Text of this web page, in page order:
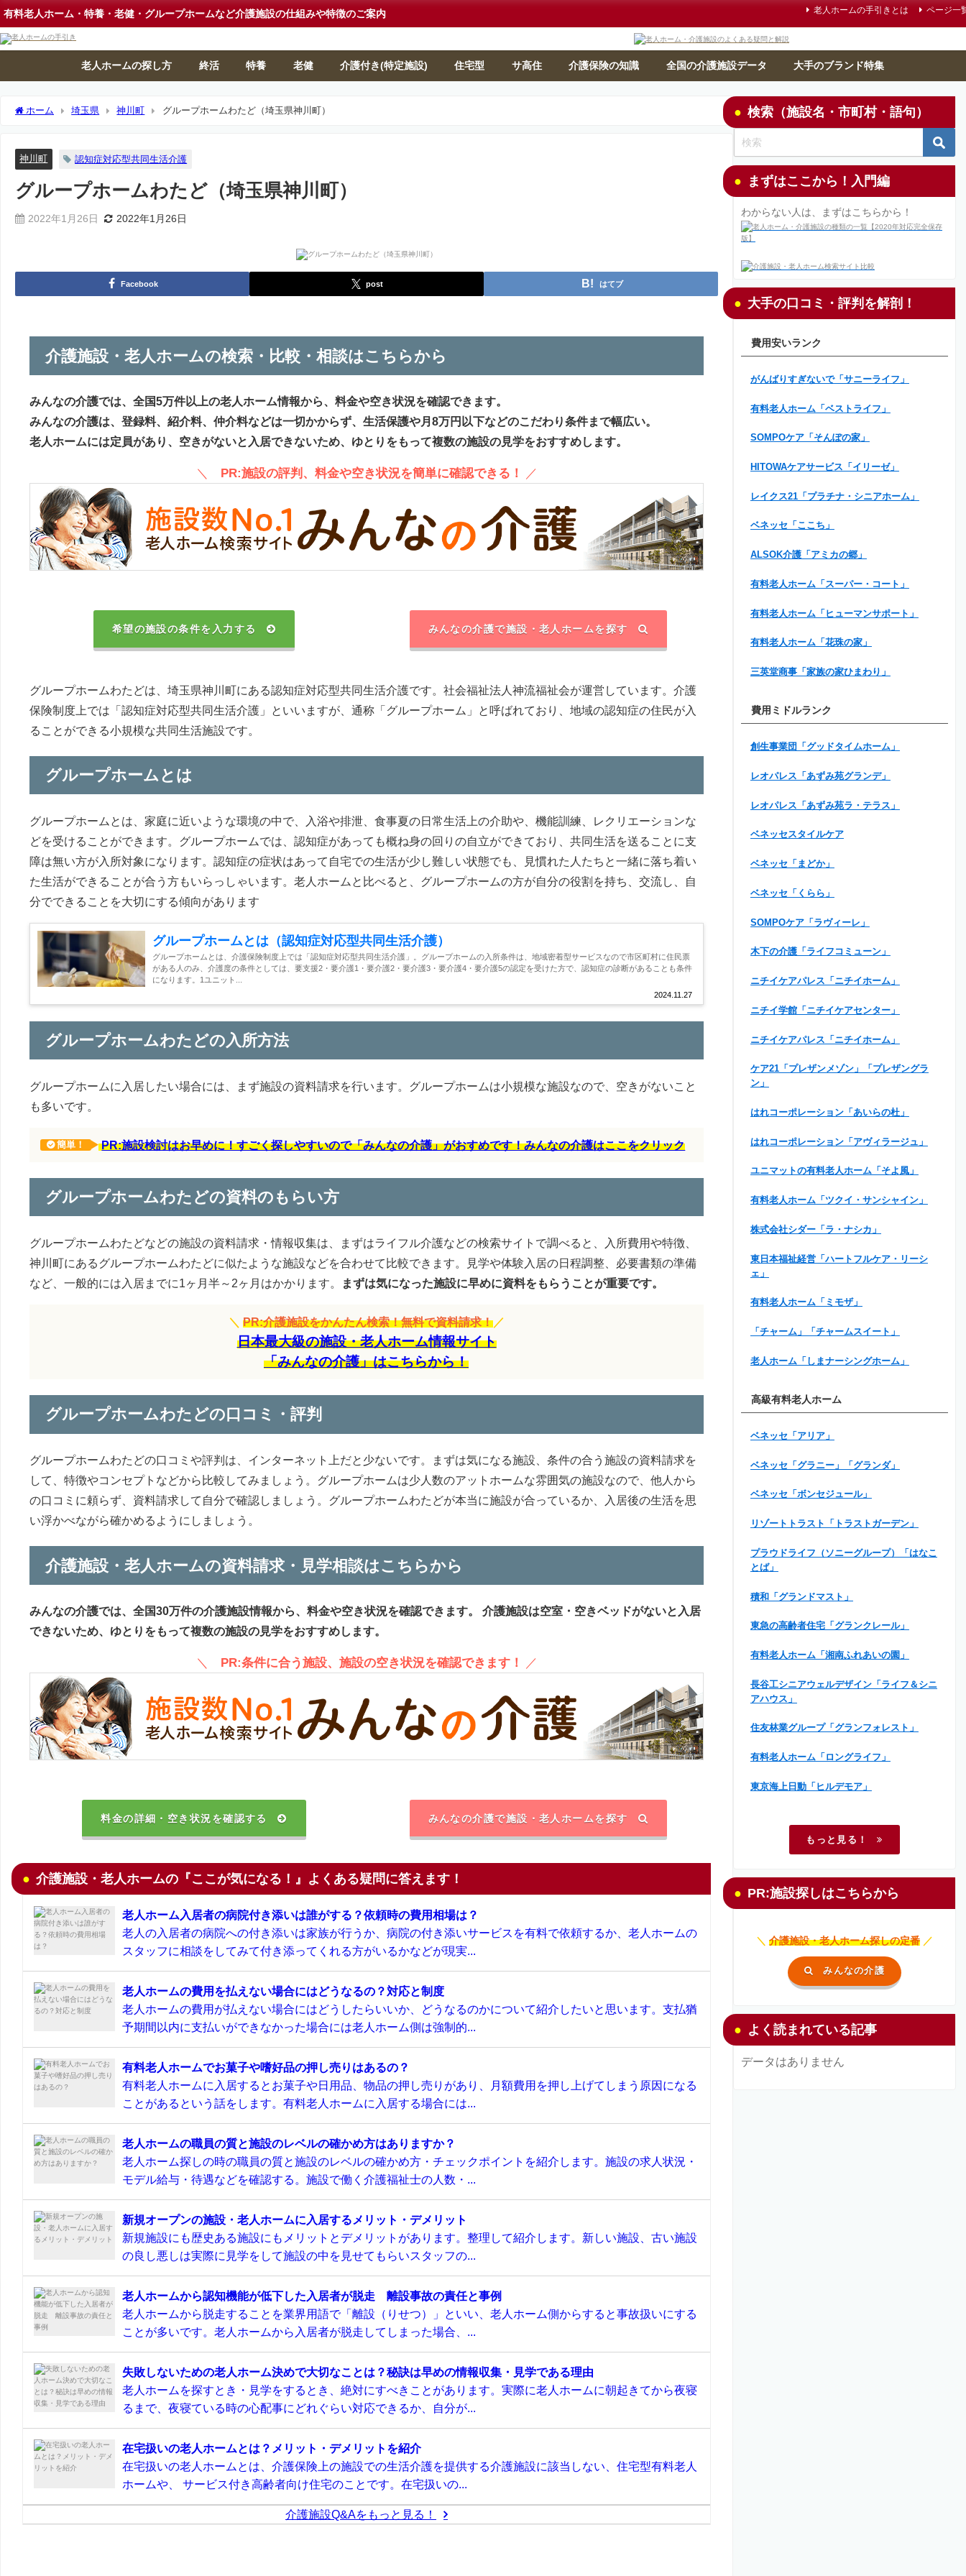
有料老人ホーム・特養・老健・グループホームなど介護施設の仕組みや特徴のご案内 老人ホームの手引きとは ページ一
老人ホームの探し方 終活 特養 老健 介護付き(特定施設) 住宅型 サ高住 介護保険の知識 全国の介護施設データ 大手のブランド特集
ホーム 埼玉県 神川町 グループホームわたど（埼玉県神川町）
神川町 認知症対応型共同生活介護
グループホームわたど（埼玉県神川町）
2022年1月26日 2022年1月26日
Facebook post はてブ
介護施設・老人ホームの検索・比較・相談はこちらから
みんなの介護では、全国5万件以上の老人ホーム情報から、料金や空き状況を確認できます。
みんなの介護は、登録料、紹介料、仲介料などは一切かからず、生活保護や月8万円以下などのこだわり条件まで幅広い。
老人ホームには定員があり、空きがないと入居できないため、ゆとりをもって複数の施設の見学をおすすめします。
＼ PR:施設の評判、料金や空き状況を簡単に確認できる！ ／
希望の施設の条件を入力する みんなの介護で施設・老人ホームを探す
グループホームわたどは、埼玉県神川町にある認知症対応型共同生活介護です。社会福祉法人神流福祉会が運営しています。介護
保険制度上では「認知症対応型共同生活介護」といいますが、通称「グループホーム」と呼ばれており、地域の認知症の住民が入
ることができる小規模な共同生活施設です。
グループホームとは
グループホームとは、家庭に近いような環境の中で、入浴や排泄、食事夏の日常生活上の介助や、機能訓練、レクリエーションな
どを受けることができます。グループホームでは、認知症があっても概ね身の回りの自立ができており、共同生活を送ることに支
障は無い方が入所対象になります。認知症の症状はあって自宅での生活が少し難しい状態でも、見慣れた人たちと一緒に落ち着い
た生活ができることが合う方もいらっしゃいます。老人ホームと比べると、グループホームの方が自分の役割を持ち、交流し、自
分でできることを大切にする傾向があります
グループホームとは（認知症対応型共同生活介護）
2024.11.27
グループホームとは、介護保険制度上では「認知症対応型共同生活介護」。グループホームの入所条件は、地域密着型サービスなので市区町村に住民票
がある人のみ、介護度の条件としては、要支援2・要介護1・要介護2・要介護3・要介護4・要介護5の認定を受けた方で、認知症の診断があることも条件
になります。1ユニット...
グループホームわたどの入所方法
グループホームに入居したい場合には、まず施設の資料請求を行います。グループホームは小規模な施設なので、空きがないこと
も多いです。
簡単！ PR:施設検討はお早めに！すごく探しやすいので「みんなの介護」がおすめです！みんなの介護はここをクリック
グループホームわたどの資料のもらい方
グループホームわたどなどの施設の資料請求・情報収集は、まずはライフル介護などの検索サイトで調べると、入所費用や特徴、
神川町にあるグループホームわたどに似たような施設などを合わせて比較できます。見学や体験入居の日程調整、必要書類の準備
など、一般的には入居までに1ヶ月半～2ヶ月はかかります。
まずは気になった施設に早めに資料をもらうことが重要です。
＼ PR:介護施設をかんたん検索！無料で資料請求！ ／
日本最大級の施設・老人ホーム情報サイト
「みんなの介護」はこちらから！
グループホームわたどの口コミ・評判
グループホームわたどの口コミや評判は、インターネット上だと少ないです。まずは気になる施設、条件の合う施設の資料請求を
して、特徴やコンセプトなどから比較してみましょう。グループホームは少人数のアットホームな雰囲気の施設なので、他人から
の口コミに頼らず、資料請求して自分で確認しましょう。グループホームわたどが本当に施設が合っているか、入居後の生活を思
い浮かべながら確かめるようにしましょう。
介護施設・老人ホームの資料請求・見学相談はこちらから
みんなの介護では、全国30万件の介護施設情報から、料金や空き状況を確認できます。
介護施設は空室・空きベッドがないと入居
できないため、ゆとりをもって複数の施設の見学をおすすめします。
＼ PR:条件に合う施設、施設の空き状況を確認できます！ ／
料金の詳細・空き状況を確認する みんなの介護で施設・老人ホームを探す
介護施設・老人ホームの『ここが気になる！』よくある疑問に答えます！
老人ホーム入居者の病院付き添いは誰がする？依頼時の費用相場は？
老人の入居者の病院への付き添いは家族が行うか、病院の付き添いサービスを有料で依頼するか、老人ホームの
スタッフに相談をしてみて付き添ってくれる方がいるかなどが現実...
老人ホームの費用を払えない場合にはどうなるの？対応と制度
老人ホームの費用が払えない場合にはどうしたらいいか、どうなるのかについて紹介したいと思います。支払猶
予期間以内に支払いができなかった場合には老人ホーム側は強制的...
有料老人ホームでお菓子や嗜好品の押し売りはあるの？
有料老人ホームに入居するとお菓子や日用品、物品の押し売りがあり、月額費用を押し上げてしまう原因になる
ことがあるという話をします。有料老人ホームに入居する場合には...
老人ホームの職員の質と施設のレベルの確かめ方はありますか？
老人ホーム探しの時の職員の質と施設のレベルの確かめ方・チェックポイントを紹介します。施設の求人状況・
モデル給与・待遇などを確認する。施設で働く介護福祉士の人数・...
新規オープンの施設・老人ホームに入居するメリット・デメリット
新規施設にも歴史ある施設にもメリットとデメリットがあります。整理して紹介します。新しい施設、古い施設
の良し悪しは実際に見学をして施設の中を見せてもらいスタッフの...
老人ホームから認知機能が低下した入居者が脱走 離設事故の責任と事例
老人ホームから脱走することを業界用語で「離設（りせつ）」といい、老人ホーム側からすると事故扱いにする
ことが多いです。老人ホームから入居者が脱走してしまった場合、...
失敗しないための老人ホーム決めで大切なことは？秘訣は早めの情報収集・見学である理由
老人ホームを探すとき・見学をするとき、絶対にすべきことがあります。実際に老人ホームに朝起きてから夜寝
るまで、夜寝ている時の心配事にどれぐらい対応できるか、自分が...
在宅扱いの老人ホームとは？メリット・デメリットを紹介
在宅扱いの老人ホームとは、介護保険上の施設での生活介護を提供する介護施設に該当しない、住宅型有料老人
ホームや、 サービス付き高齢者向け住宅のことです。在宅扱いの...
介護施設Q&Aをもっと見る！
検索（施設名・市町村・語句）
まずはここから！入門編
わからない人は、まずはこちらから！
大手の口コミ・評判を解剖！
費用安いランク
がんばりすぎないで「サニーライフ」
有料老人ホーム「ベストライフ」
SOMPOケア「そんぽの家」
HITOWAケアサービス「イリーゼ」
レイクス21「プラチナ・シニアホーム」
ベネッセ「ここち」
ALSOK介護「アミカの郷」
有料老人ホーム「スーパー・コート」
有料老人ホーム「ヒューマンサポート」
有料老人ホーム「花珠の家」
三英堂商事「家族の家ひまわり」
費用ミドルランク
創生事業団「グッドタイムホーム」
レオパレス「あずみ苑グランデ」
レオパレス「あずみ苑ラ・テラス」
ベネッセスタイルケア
ベネッセ「まどか」
ベネッセ「くらら」
SOMPOケア「ラヴィーレ」
木下の介護「ライフコミューン」
ニチイケアパレス「ニチイホーム」
ニチイ学館「ニチイケアセンター」
ニチイケアパレス「ニチイホーム」
ケア21「プレザンメゾン」「プレザングラ
ン」
はれコーポレーション「あいらの杜」
はれコーポレーション「アヴィラージュ」
ユニマットの有料老人ホーム「そよ風」
有料老人ホーム「ツクイ・サンシャイン」
株式会社シダー「ラ・ナシカ」
東日本福祉経営「ハートフルケア・リーシ
ェ」
有料老人ホーム「ミモザ」
「チャーム」「チャームスイート」
老人ホーム「しまナーシングホーム」
高級有料老人ホーム
ベネッセ「アリア」
ベネッセ「グラニー」「グランダ」
ベネッセ「ボンセジュール」
リゾートトラスト「トラストガーデン」
プラウドライフ（ソニーグループ）「はなこ
とば」
積和「グランドマスト」
東急の高齢者住宅「グランクレール」
有料老人ホーム「湘南ふれあいの園」
長谷工シニアウェルデザイン「ライフ＆シニ
アハウス」
住友林業グループ「グランフォレスト」
有料老人ホーム「ロングライフ」
東京海上日動「ヒルデモア」
もっと見る！
PR:施設探しはこちらから
＼ 介護施設・老人ホーム探しの定番 ／
みんなの介護
よく読まれている記事
データはありません